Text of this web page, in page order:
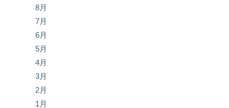
8月
7月
6月
5月
4月
3月
2月
1月